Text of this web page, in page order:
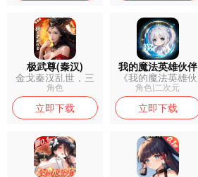
极武尊(秦汉)
金戈秦汉乱世，三
职逐鹿沙场，...
角色
立即下载
我的魔法英雄伙伴
《我的魔法英雄伙
伴》是一款热...
角色|二次元
立即下载